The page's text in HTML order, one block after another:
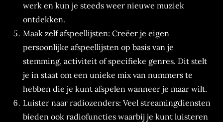
werk en kun je steeds weer nieuwe muziek
ontdekken.
Maak zelf afspeellijsten: Creëer je eigen
persoonlijke afspeellijsten op basis van je
stemming, activiteit of specifieke genres. Dit stelt
je in staat om een unieke mix van nummers te
hebben die je kunt afspelen wanneer je maar wilt.
Luister naar radiozenders: Veel streamingdiensten
bieden ook radiofuncties waarbij je kunt luisteren